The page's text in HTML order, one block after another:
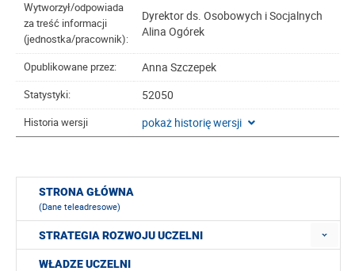
Wytworzył/odpowiada
za treść informacji
(jednostka/pracownik):
Dyrektor ds. Osobowych i Socjalnych
Alina Ogórek
Opublikowane przez: Anna Szczepek
Statystyki: 52050
Historia wersji pokaż historię wersji
STRONA GŁÓWNA
(Dane teleadresowe)
STRATEGIA ROZWOJU UCZELNI
WŁADZE UCZELNI